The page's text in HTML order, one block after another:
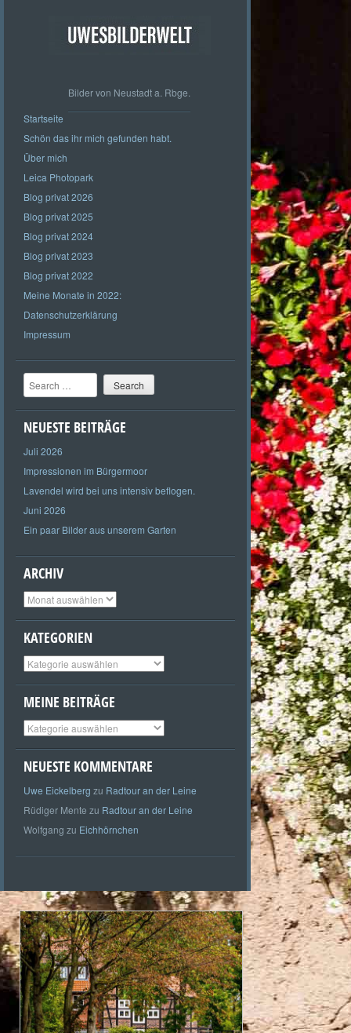
Bilder von Neustadt a. Rbge.
Startseite
Schön das ihr mich gefunden habt.
Über mich
Leica Photopark
Blog privat 2026
Blog privat 2025
Blog privat 2024
Blog privat 2023
Blog privat 2022
Meine Monate in 2022:
Datenschutzerklärung
Impressum
Search
NEUESTE BEITRÄGE
Juli 2026
Impressionen im Bürgermoor
Lavendel wird bei uns intensiv beflogen.
Juni 2026
Ein paar Bilder aus unserem Garten
ARCHIV
Archiv
KATEGORIEN
Kategorien
MEINE BEITRÄGE
Meine
Beiträge
NEUESTE KOMMENTARE
Uwe Eickelberg zu Radtour an der Leine
Rüdiger Mente zu Radtour an der Leine
Wolfgang zu Eichhörnchen